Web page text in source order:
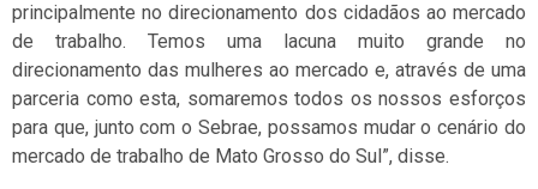
principalmente no direcionamento dos cidadãos ao mercado
de trabalho. Temos uma lacuna muito grande no
direcionamento das mulheres ao mercado e, através de uma
parceria como esta, somaremos todos os nossos esforços
para que, junto com o Sebrae, possamos mudar o cenário do
mercado de trabalho de Mato Grosso do Sul”, disse.